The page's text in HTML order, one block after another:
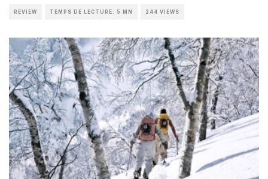
REVIEW TEMPS DE LECTURE: 5 MN 244 VIEWS